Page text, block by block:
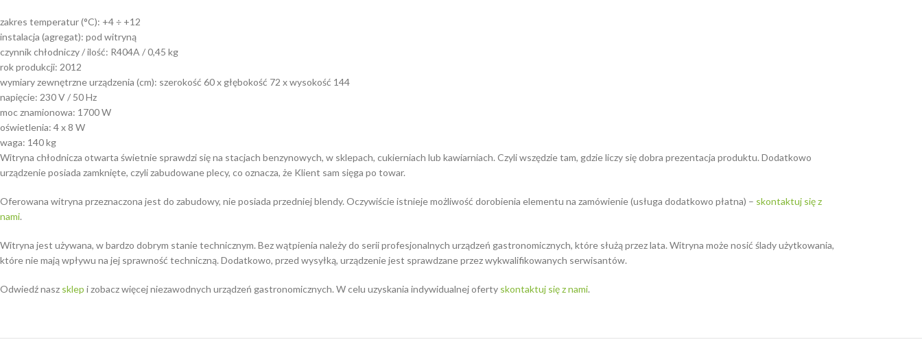
zakres temperatur (°C): +4 ÷ +12
instalacja (agregat): pod witryną
czynnik chłodniczy / ilość: R404A / 0,45 kg
rok produkcji: 2012
wymiary zewnętrzne urządzenia (cm): szerokość 60 x głębokość 72 x wysokość 144
napięcie: 230 V / 50 Hz
moc znamionowa: 1700 W
oświetlenia: 4 x 8 W
waga: 140 kg
Witryna chłodnicza otwarta świetnie sprawdzi się na stacjach benzynowych, w sklepach, cukierniach lub kawiarniach. Czyli wszędzie tam, gdzie liczy się dobra prezentacja produktu. Dodatkowo
urządzenie posiada zamknięte, czyli zabudowane plecy, co oznacza, że Klient sam sięga po towar.
Oferowana witryna przeznaczona jest do zabudowy, nie posiada przedniej blendy. Oczywiście istnieje możliwość dorobienia elementu na zamówienie (usługa dodatkowo płatna) – skontaktuj się z
nami.
Witryna jest używana, w bardzo dobrym stanie technicznym. Bez wątpienia należy do serii profesjonalnych urządzeń gastronomicznych, które służą przez lata. Witryna może nosić ślady użytkowania,
które nie mają wpływu na jej sprawność techniczną. Dodatkowo, przed wysyłką, urządzenie jest sprawdzane przez wykwalifikowanych serwisantów.
Odwiedź nasz sklep i zobacz więcej niezawodnych urządzeń gastronomicznych. W celu uzyskania indywidualnej oferty skontaktuj się z nami.